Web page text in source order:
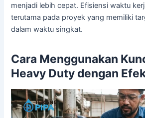
menjadi lebih cepat. Efisiensi waktu
terutama pada proyek yang memiliki
dalam waktu singkat.
Cara Menggunakan
Heavy Duty dengan